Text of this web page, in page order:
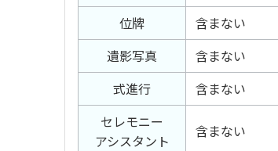
位牌
含まない
遺影写真
含まない
式進行
含まない
セレモニー
アシスタント
含まない